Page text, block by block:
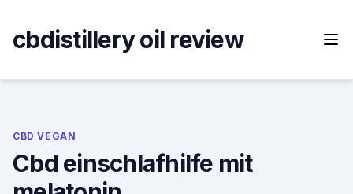
content
cbdistillery oil review
CBD VEGAN
Cbd einschlafhilfe mit